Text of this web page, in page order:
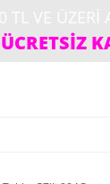
ÜCRETSİZ